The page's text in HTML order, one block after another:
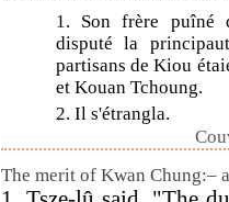
1. Son frère puîné
disputé la
partisans de Kiou
et Kouan Tchoung.
2. Il s'étrangla.
The merit of Kwan Chung:–